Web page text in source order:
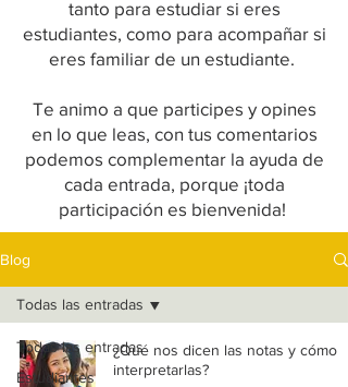
tanto para estudiar si eres
estudiantes, como para acompañar si
eres familiar de un estudiante.
Te animo a que participes y opines
en lo que leas, con tus comentarios
podemos complementar la ayuda de
cada entrada, porque ¡toda
participación es bienvenida!
Blog
Todas las entradas
Estudiantes
Todas las entradas
¿Qué nos dicen las notas y cómo
interpretarlas?